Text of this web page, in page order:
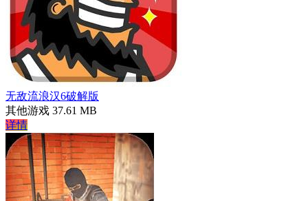
无敌流浪汉6破解版
其他游戏 37.61 MB
详情